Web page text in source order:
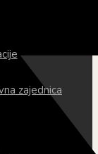
zajednica